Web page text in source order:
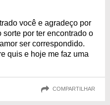
você e agradeço por
por ter encontrado o
ser correspondido.
quis e hoje me faz uma
COMPARTILHAR